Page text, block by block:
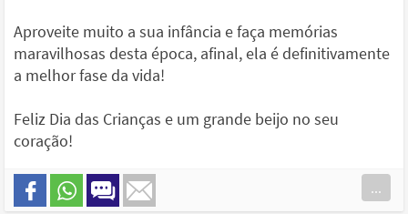
Aproveite muito a sua infância e faça memórias
maravilhosas desta época, afinal, ela é definitivamente
a melhor fase da vida!
Feliz Dia das Crianças e um grande beijo no seu
coração!
...